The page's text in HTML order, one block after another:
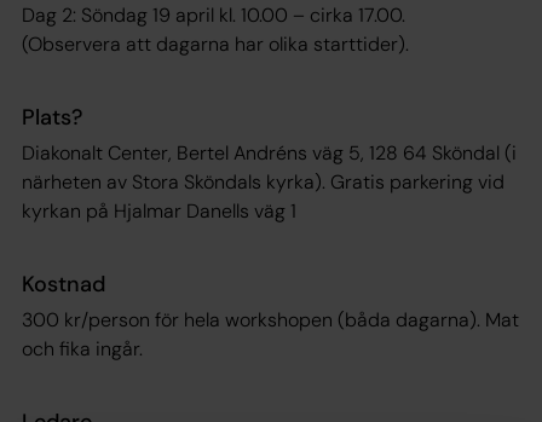
Dag 2: Söndag 19 april kl. 10.00 – cirka 17.00.
(Observera att dagarna har olika starttider).
Plats?
Diakonalt Center, Bertel Andréns väg 5, 128 64 Sköndal (i
närheten av Stora Sköndals kyrka). Gratis parkering vid
kyrkan på Hjalmar Danells väg 1
Kostnad
300 kr/person för hela workshopen (båda dagarna). Mat
och fika ingår.